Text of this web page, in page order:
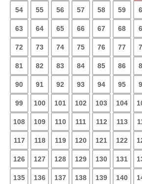
54 55 56 57 58 59
63 64 65 66 67 68
72 73 74 75 76 77
81 82 83 84 85 86
90 91 92 93 94 95
99 100 101 102 103 104
108 109 110 111 112 113
117 118 119 120 121 122
126 127 128 129 130 131
135 136 137 138 139 140